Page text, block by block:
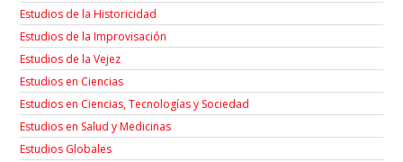
Estudios de la Historicidad
Estudios de la Improvisación
Estudios de la Vejez
Estudios en Ciencias
Estudios en Ciencias, Tecnologías y Sociedad
Estudios en Salud y Medicinas
Estudios Globales